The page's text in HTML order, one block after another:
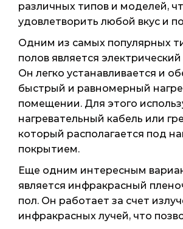
различных типов и моделей,
удовлетворить любой вкус и
Одним из самых популярных
полов является
Он легко устанавливается и
быстрый и равномерный
помещении. Для этого
нагревательный кабель или
который располагается под
покрытием.
Еще одним интересным
является инфракрасный
пол. Он работает за счет
инфракрасных лучей, что